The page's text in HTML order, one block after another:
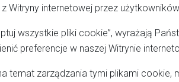
MAPA STRONY
RODO
Witryny internetowej przez
wszystkie pliki cookie”, wyrażają
preferencje w naszej Witrynie
temat zarządzania tymi plikami